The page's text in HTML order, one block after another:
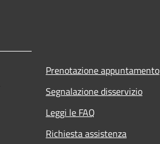
Prenotazione appuntamento
Segnalazione disservizio
Leggi le FAQ
Richiesta assistenza